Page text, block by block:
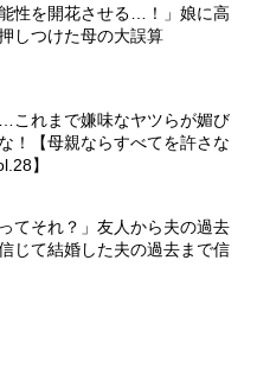
性を開花させる…！」娘に高
しつけた母の大誤算
これまで嫌味なヤツらが媚び
！【母親ならすべてを許さな
】
てそれ？」友人から夫の過去
じて結婚した夫の過去まで信